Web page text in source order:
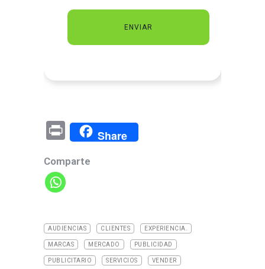
Pr
in
t
Share
Comparte
AUDIENCIAS CLIENTES EXPERIENCIA.
MARCAS MERCADO PUBLICIDAD
PUBLICITARIO SERVICIOS VENDER